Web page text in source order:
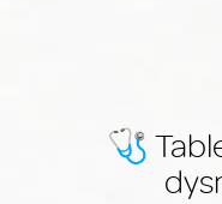
🩺